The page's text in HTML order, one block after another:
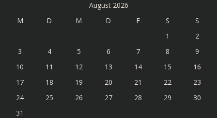
August 2026
M
D M D F S
S
1
2
3
4 5 6 7 8
9
10
11 12 13 14 15
16
17
18 19 20 21 22
23
24
25 26 27 28 29
30
31